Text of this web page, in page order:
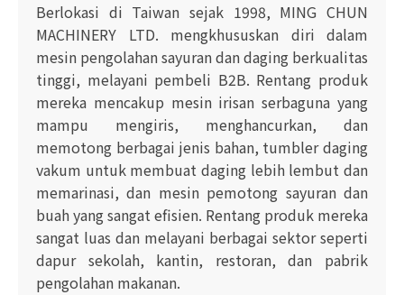
Berlokasi di Taiwan sejak 1998, MING CHUN
MACHINERY LTD. mengkhususkan diri dalam
mesin pengolahan sayuran dan daging berkualitas
tinggi, melayani pembeli B2B. Rentang produk
mereka mencakup mesin irisan serbaguna yang
mampu mengiris, menghancurkan, dan
memotong berbagai jenis bahan, tumbler daging
vakum untuk membuat daging lebih lembut dan
memarinasi, dan mesin pemotong sayuran dan
buah yang sangat efisien. Rentang produk mereka
sangat luas dan melayani berbagai sektor seperti
dapur sekolah, kantin, restoran, dan pabrik
pengolahan makanan.